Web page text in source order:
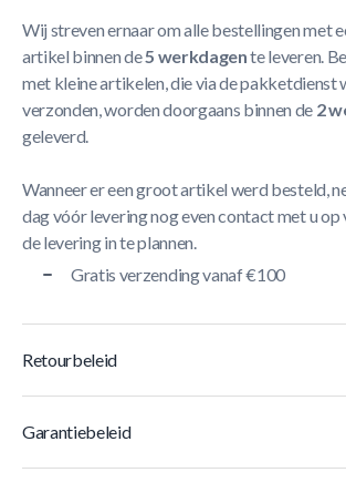
Wij streven ernaar om alle bestellingen met
artikel binnen de5 werkdagente leveren.
met kleine artikelen, die via de pakketdienst
verzonden, worden doorgaans binnen de 2
geleverd.
Wanneer er een groot artikel werd besteld,
dag vóór levering nog even contact met u op
de levering in te plannen.
Gratis verzending vanaf €100
Retourbeleid
Garantiebeleid